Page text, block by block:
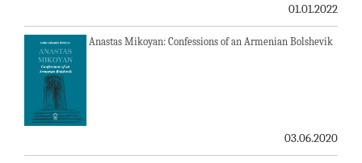
01.01.2022
Anastas Mikoyan: Confessions of an Armenian Bolshevik
03.06.2020